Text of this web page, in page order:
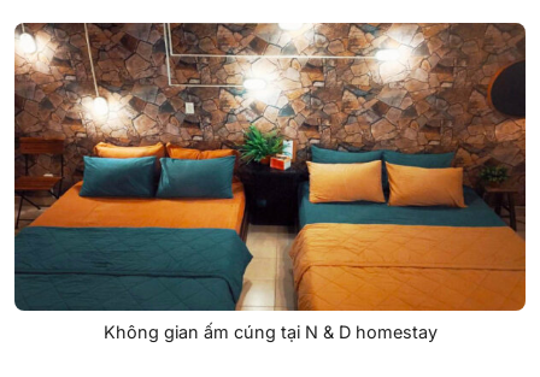
Không gian ấm cúng tại N & D homestay